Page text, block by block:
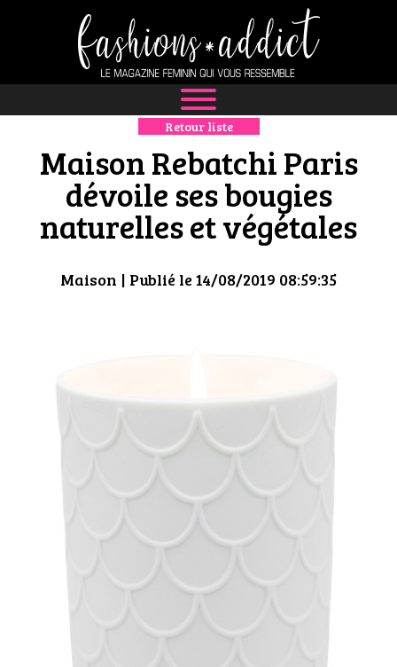
NEWS
MODE
LUXE
DÉFILÉS
HIGH TECH
MAISON
AUTO
LIEUX TENDANCES
BEAUTÉ
MODE DE RUE
Retour liste
Maison Rebatchi Paris
dévoile ses bougies
naturelles et végétales
Maison | Publié le 14/08/2019 08:59:35